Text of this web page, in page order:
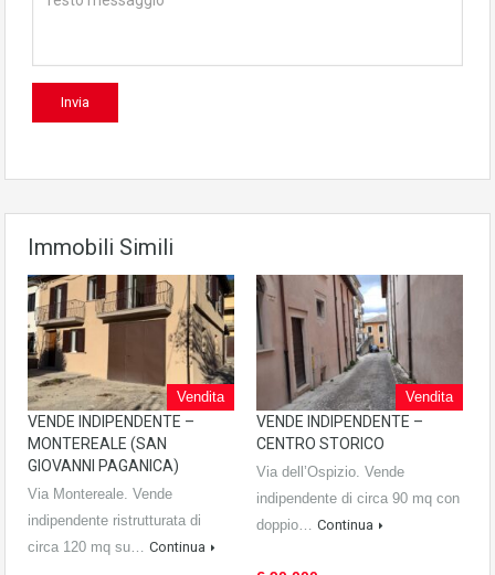
Immobili Simili
Vendita
VENDE INDIPENDENTE –
MONTEREALE (SAN
GIOVANNI PAGANICA)
Via Montereale. Vende
indipendente ristrutturata di
circa 120 mq su… Continua
Vendita
VENDE INDIPENDENTE –
CENTRO STORICO
Via dell’Ospizio. Vende
indipendente di circa 90 mq con
doppio… Continua